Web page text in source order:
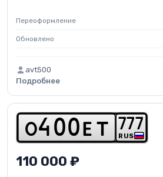
Переоформление
Обновлено
avt500
Подробнее
o4 0 0 e t RUS
7 7 7
110 000 ₽